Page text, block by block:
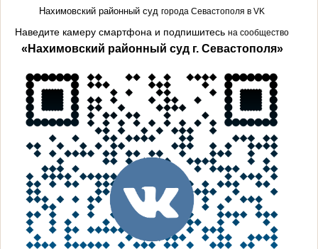
Нахимовский районный суд города Севастополя в VK
Наведите камеру смартфона и подпишитесь на сообщество
«Нахимовский районный суд г. Севастополя»